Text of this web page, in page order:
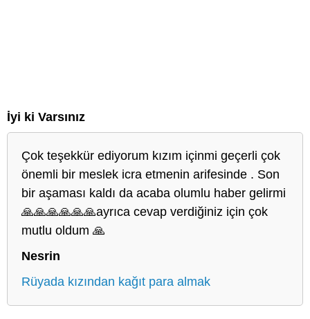
İyi ki Varsınız
Çok teşekkür ediyorum kızım içinmi geçerli çok
önemli bir meslek icra etmenin arifesinde . Son
bir aşaması kaldı da acaba olumlu haber gelirmi
🙏🙏🙏🙏🙏🙏ayrıca cevap verdiğiniz için çok
mutlu oldum 🙏
Nesrin
Rüyada kızından kağıt para almak